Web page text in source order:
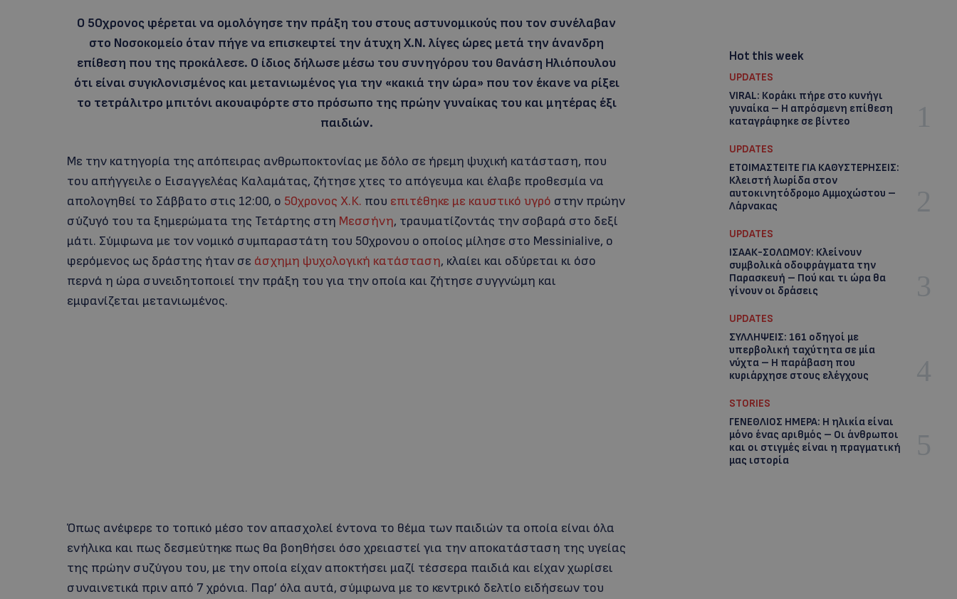
Ο 50χρονος φέρεται να ομολόγησε την πράξη του στους αστυνομικούς που τον συνέλαβαν
στο Νοσοκομείο όταν πήγε να επισκεφτεί την άτυχη Χ.Ν. λίγες ώρες μετά την άνανδρη
επίθεση που της προκάλεσε. Ο ίδιος δήλωσε μέσω του συνηγόρου του Θανάση Ηλιόπουλου
ότι είναι συγκλονισμένος και μετανιωμένος για την «κακιά την ώρα» που τον έκανε να ρίξει
το τετράλιτρο μπιτόνι ακουαφόρτε στο πρόσωπο της πρώην γυναίκας του και μητέρας έξι
παιδιών.
Με την κατηγορία της απόπειρας ανθρωποκτονίας με δόλο σε ήρεμη ψυχική κατάσταση, που
του απήγγειλε ο Εισαγγελέας Καλαμάτας, ζήτησε χτες το απόγευμα και έλαβε προθεσμία να
απολογηθεί το Σάββατο στις 12:00, ο 50χρονος Χ.Κ. που επιτέθηκε με καυστικό υγρό στην πρώην
σύζυγό του τα ξημερώματα της Τετάρτης στη Μεσσήνη, τραυματίζοντάς την σοβαρά στο δεξί
μάτι. Σύμφωνα με τον νομικό συμπαραστάτη του 50χρονου ο οποίος μίλησε στο Messinialive, ο
φερόμενος ως δράστης ήταν σε άσχημη ψυχολογική κατάσταση, κλαίει και οδύρεται κι όσο
περνά η ώρα συνειδητοποιεί την πράξη του για την οποία και ζήτησε συγγνώμη και
εμφανίζεται μετανιωμένος.
Όπως ανέφερε το τοπικό μέσο τον απασχολεί έντονα το θέμα των παιδιών τα οποία είναι όλα
ενήλικα και πως δεσμεύτηκε πως θα βοηθήσει όσο χρειαστεί για την αποκατάσταση της υγείας
της πρώην συζύγου του, με την οποία είχαν αποκτήσει μαζί τέσσερα παιδιά και είχαν χωρίσει
συναινετικά πριν από 7 χρόνια. Παρ’ όλα αυτά, σύμφωνα με το κεντρικό δελτίο ειδήσεων του
Hot this week
UPDATES
VIRAL: Κοράκι πήρε στο κυνήγι
γυναίκα – Η απρόσμενη επίθεση
καταγράφηκε σε βίντεο
UPDATES
ΕΤΟΙΜΑΣΤΕΙΤΕ ΓΙΑ ΚΑΘΥΣΤΕΡΗΣΕΙΣ:
Κλειστή λωρίδα στον
αυτοκινητόδρομο Αμμοχώστου –
Λάρνακας
UPDATES
ΙΣΑΑΚ-ΣΟΛΩΜΟΥ: Κλείνουν
συμβολικά οδοφράγματα την
Παρασκευή – Πού και τι ώρα θα
γίνουν οι δράσεις
UPDATES
ΣΥΛΛΗΨΕΙΣ: 161 οδηγοί με
υπερβολική ταχύτητα σε μία
νύχτα – Η παράβαση που
κυριάρχησε στους ελέγχους
STORIES
ΓΕΝΕΘΛΙΟΣ ΗΜΕΡΑ: Η ηλικία είναι
μόνο ένας αριθμός – Οι άνθρωποι
και οι στιγμές είναι η πραγματική
μας ιστορία